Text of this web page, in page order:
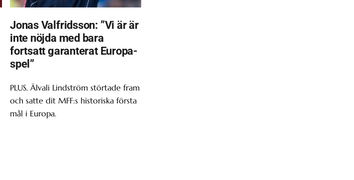
Jonas Valfridsson: ”Vi är är
inte nöjda med bara
fortsatt garanterat Europa-
spel”
PLUS. Älvali Lindström störtade fram
och satte dit MFF:s historiska första
mål i Europa.